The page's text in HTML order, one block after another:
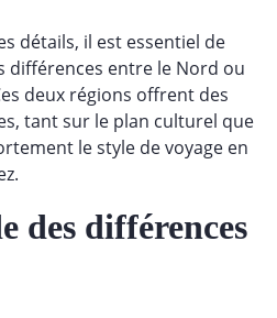
détails, il est essentiel de
différences entre le Nord ou
deux régions offrent des
tant sur le plan culturel que
le style de voyage en
des différences